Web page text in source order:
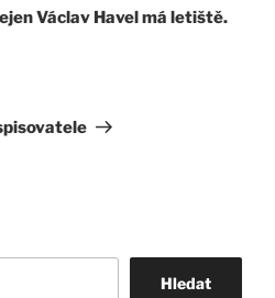
Václav Havel má letiště.
Hledat